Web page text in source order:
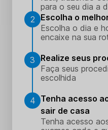
para o seu dia a
2
Escolha o
Escolha o dia e
encaixe na sua
3
Realize seus
Faça seus
escolhida
4 Tenha acesso
sair de casa
Tenha acesso